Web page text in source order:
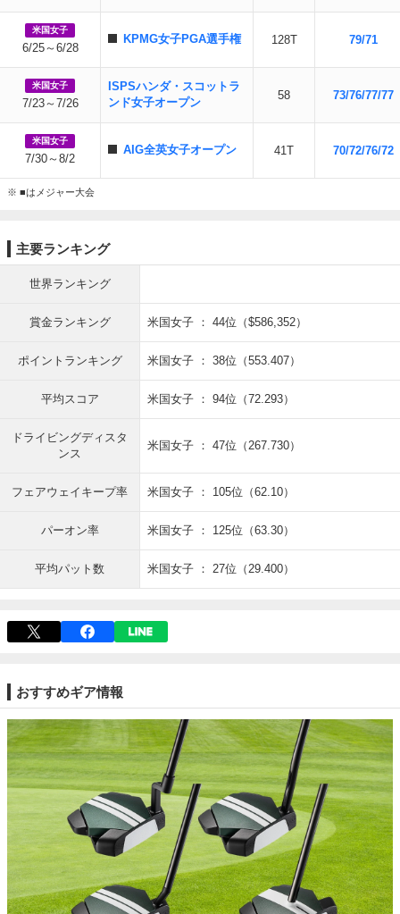
米国女子
6/25～6/28
KPMG女子PGA選手権 128T 79/71
米国女子
7/23～7/26
ISPSハンダ・スコットラ
ンド女子オープン
58 73/76/77/77
米国女子
7/30～8/2
AIG全英女子オープン 41T 70/72/76/72
※ ■はメジャー大会
主要ランキング
世界ランキング
賞金ランキング 米国女子 ： 44位（$586,352）
ポイントランキング 米国女子 ： 38位（553.407）
平均スコア 米国女子 ： 94位（72.293）
ドライビングディスタ
ンス
米国女子 ： 47位（267.730）
フェアウェイキープ率 米国女子 ： 105位（62.10）
パーオン率 米国女子 ： 125位（63.30）
平均パット数 米国女子 ： 27位（29.400）
おすすめギア情報